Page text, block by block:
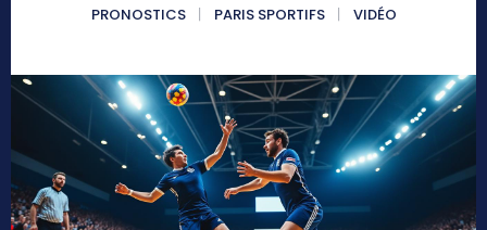
PRONOSTICS
PARIS SPORTIFS VIDÉO